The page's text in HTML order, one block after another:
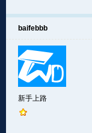
baifebbb
新手上路